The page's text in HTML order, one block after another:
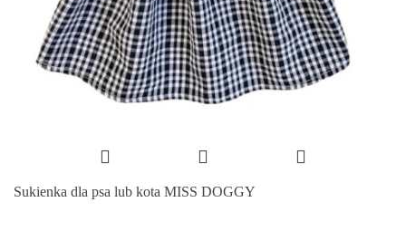
Sukienka dla psa lub kota MISS DOGGY